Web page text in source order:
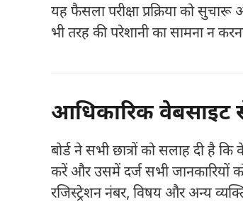
यह फैसला परीक्षा प्रक्रिया को सुचारू
भी तरह की परेशानी का सामना न
आधिकारिक वेबसाइट
बोर्ड ने सभी छात्रों को सलाह दी है
करें और उसमें दर्ज सभी जानकारियों
रजिस्ट्रेशन नंबर, विषय और अन्य